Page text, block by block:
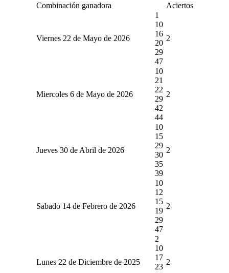
Combinación ganadora Aciertos
Viernes 22 de Mayo de 2026
1
10
16
20
29
47
2
Miercoles 6 de Mayo de 2026
10
21
22
29
42
44
2
Jueves 30 de Abril de 2026
10
15
29
30
35
39
2
Sabado 14 de Febrero de 2026
10
12
15
19
29
47
2
Lunes 22 de Diciembre de 2025
2
10
17
23
2